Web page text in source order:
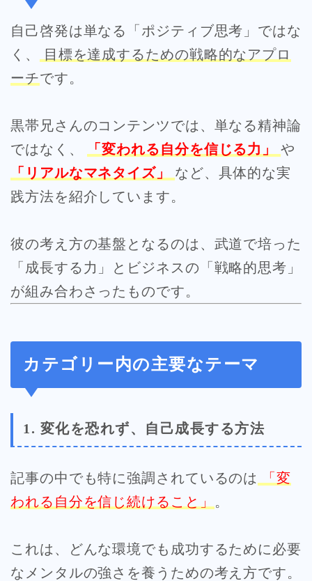
自己啓発は単なる「ポジティブ思考」ではな
く、
目標を達成するための戦略的なアプロ
ーチです。
黒帯兄さんのコンテンツでは、単なる精神論
ではなく、
「変われる自分を信じる力」
や
「リアルなマネタイズ」
など、具体的な実
践方法を紹介しています。
彼の考え方の基盤となるのは、武道で培った
「成長する力」とビジネスの「戦略的思考」
が組み合わさったものです。
カテゴリー内の主要なテーマ
1. 変化を恐れず、自己成長する方法
記事の中でも特に強調されているのは
「変
われる自分を信じ続けること」
。
これは、どんな環境でも成功するために必要
なメンタルの強さを養うための考え方です。